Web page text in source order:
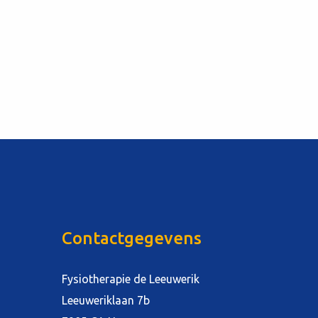
Contactgegevens
Fysiotherapie de Leeuwerik
Leeuweriklaan 7b